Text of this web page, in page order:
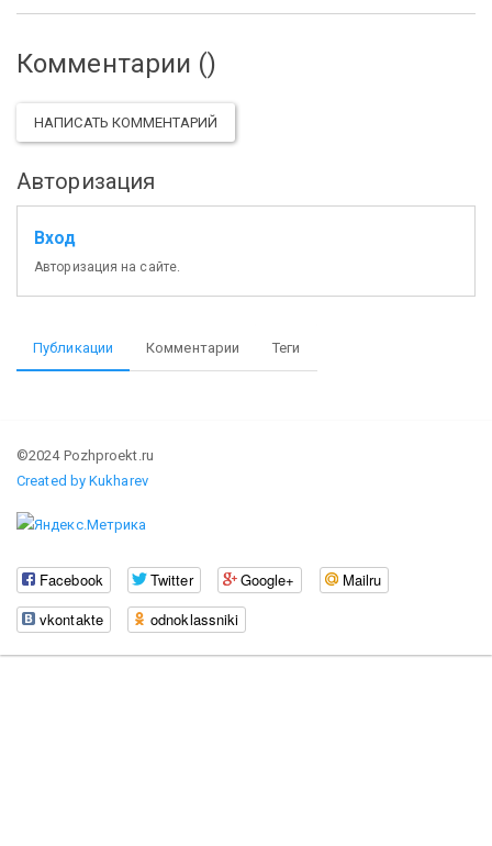
Комментарии ()
НАПИСАТЬ КОММЕНТАРИЙ
Авторизация
Вход
Авторизация на сайте.
Публикации Комментарии Теги
©2024 Pozhproekt.ru
Created by Kukharev
Facebook Twitter Google+
Mailru
vkontakte
odnoklassniki